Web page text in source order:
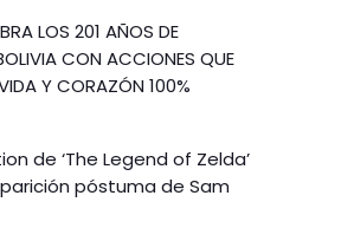
LOS 201 AÑOS DE
CON ACCIONES QUE
Y CORAZÓN 100%
de ‘The Legend of Zelda’
póstuma de Sam